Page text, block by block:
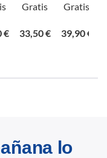
Gratis Gratis
€ 33,50 € 39,90 €
lo